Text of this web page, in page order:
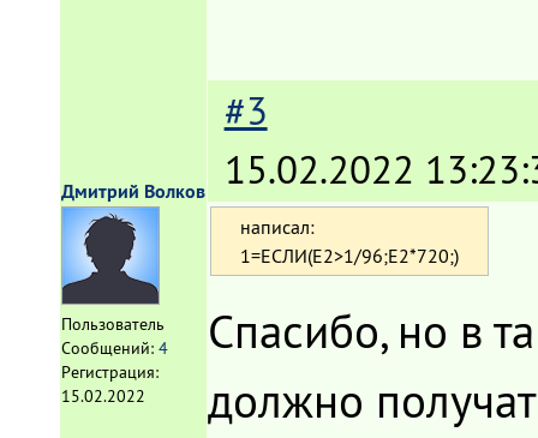
Дмитрий Волков
Пользователь
Сообщений: 4
Регистрация:
15.02.2022
#3
15.02.2022
написал:
1=ЕСЛИ(E2>1/96;E2*720;)
Спасибо, но в
должно